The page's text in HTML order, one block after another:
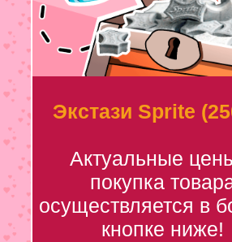
Экстази Sprite
Актуальные
покупка
осуществляется в
кнопке ниже!